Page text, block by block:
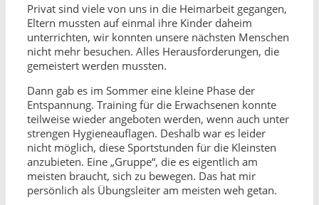
Privat sind viele von uns in die Heimarbeit gegangen,
Eltern mussten auf einmal ihre Kinder daheim
unterrichten, wir konnten unsere nächsten Menschen
nicht mehr besuchen. Alles Herausforderungen, die
gemeistert werden mussten.
Dann gab es im Sommer eine kleine Phase der
Entspannung. Training für die Erwachsenen konnte
teilweise wieder angeboten werden, wenn auch unter
strengen Hygieneauflagen. Deshalb war es leider
nicht möglich, diese Sportstunden für die Kleinsten
anzubieten. Eine „Gruppe“, die es eigentlich am
meisten braucht, sich zu bewegen. Das hat mir
persönlich als Übungsleiter am meisten weh getan.